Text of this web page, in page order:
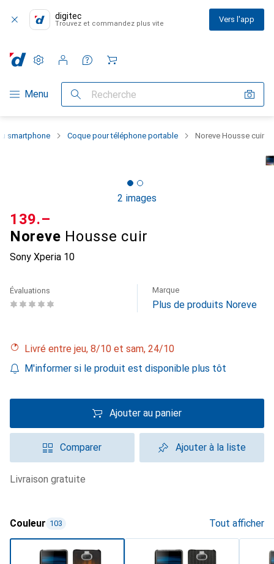
digitec
Trouvez et commandez plus vite Vers l'app
Navigation par catégorie
Menu Recherche
Paramètres
Compte client
Listes de comparaison
Listes d'envies
Panier
smartphone Coque pour téléphone portable Noreve Housse cuir
2 images
Noreve Housse cuir
Sony Xperia 10
CHF
139.–
Évaluations Marque
Plus de produits Noreve
Livré entre jeu, 8/10 et sam, 24/10
M'informer si le produit est disponible plus tôt
Ajouter au panier
Comparer Ajouter à la liste
livraison gratuite
Couleur 103 Tout afficher